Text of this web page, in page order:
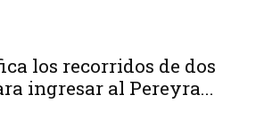
los recorridos de dos
ingresar al Pereyra...